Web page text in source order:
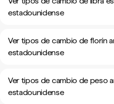
estadounidense
Ver tipos de cambio de florín
estadounidense
Ver tipos de cambio de peso
estadounidense